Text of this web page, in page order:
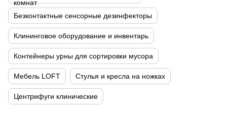
Безконтактные сенсорные дезинфекторы
Клининговое оборудование и инвентарь
Контейнеры урны для сортировки мусора
Мебель LOFT Стулья и кресла на ножках
Центрифуги клинические